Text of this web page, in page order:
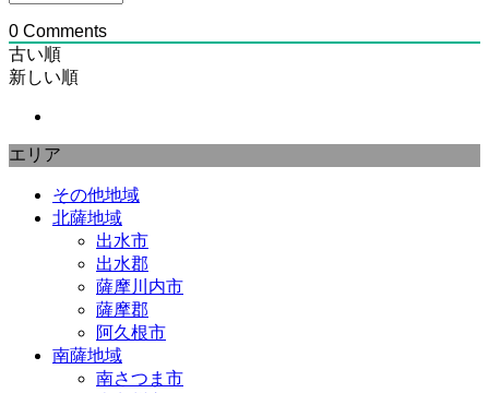
0 Comments
古い順
新しい順
エリア
その他地域
北薩地域
出水市
出水郡
薩摩川内市
薩摩郡
阿久根市
南薩地域
南さつま市